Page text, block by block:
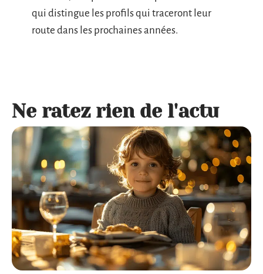
qui distingue les profils qui traceront leur
route dans les prochaines années.
Ne ratez rien de l'actu